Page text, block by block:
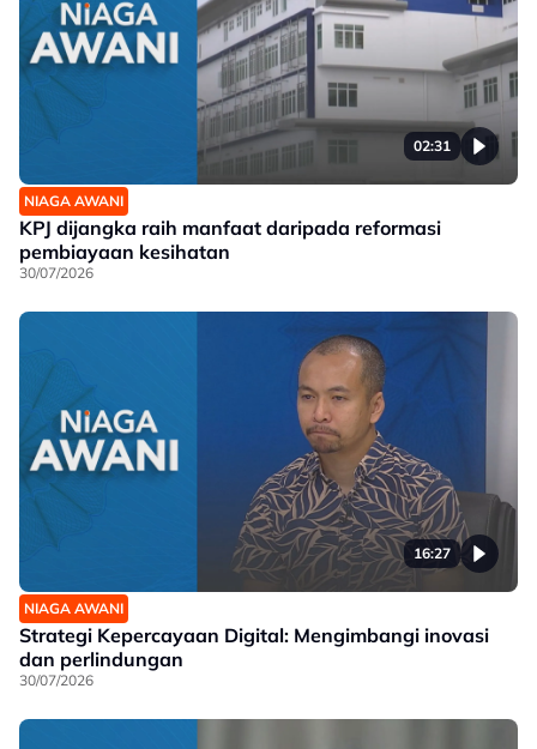
02:31
NIAGA AWANI
KPJ dijangka raih manfaat daripada reformasi
pembiayaan kesihatan
30/07/2026
16:27
NIAGA AWANI
Strategi Kepercayaan Digital: Mengimbangi inovasi
dan perlindungan
30/07/2026